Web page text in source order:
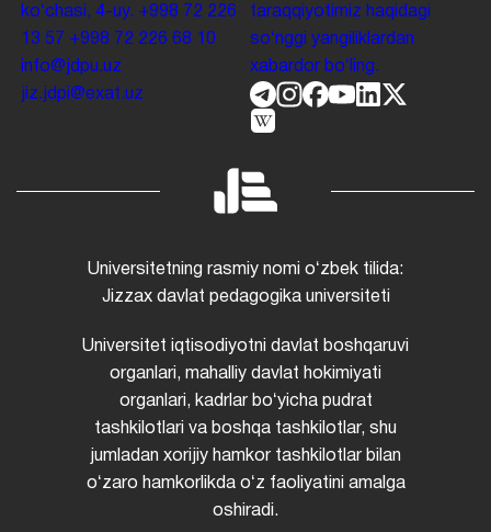
koʻchasi, 4-uy. +998 72 226
13 57 +998 72 226 68 10
info@jdpu.uz
jiz.jdpi@exat.uz
taraqqiyotimiz haqidagi
soʻnggi yangiliklardan
xabardor boʻling.
Universitetning rasmiy nomi oʻzbek tilida:
Jizzax davlat pedagogika universiteti
Universitet iqtisodiyotni davlat boshqaruvi
organlari, mahalliy davlat hokimiyati
organlari, kadrlar boʻyicha pudrat
tashkilotlari va boshqa tashkilotlar, shu
jumladan xorijiy hamkor tashkilotlar bilan
oʻzaro hamkorlikda oʻz faoliyatini amalga
oshiradi.